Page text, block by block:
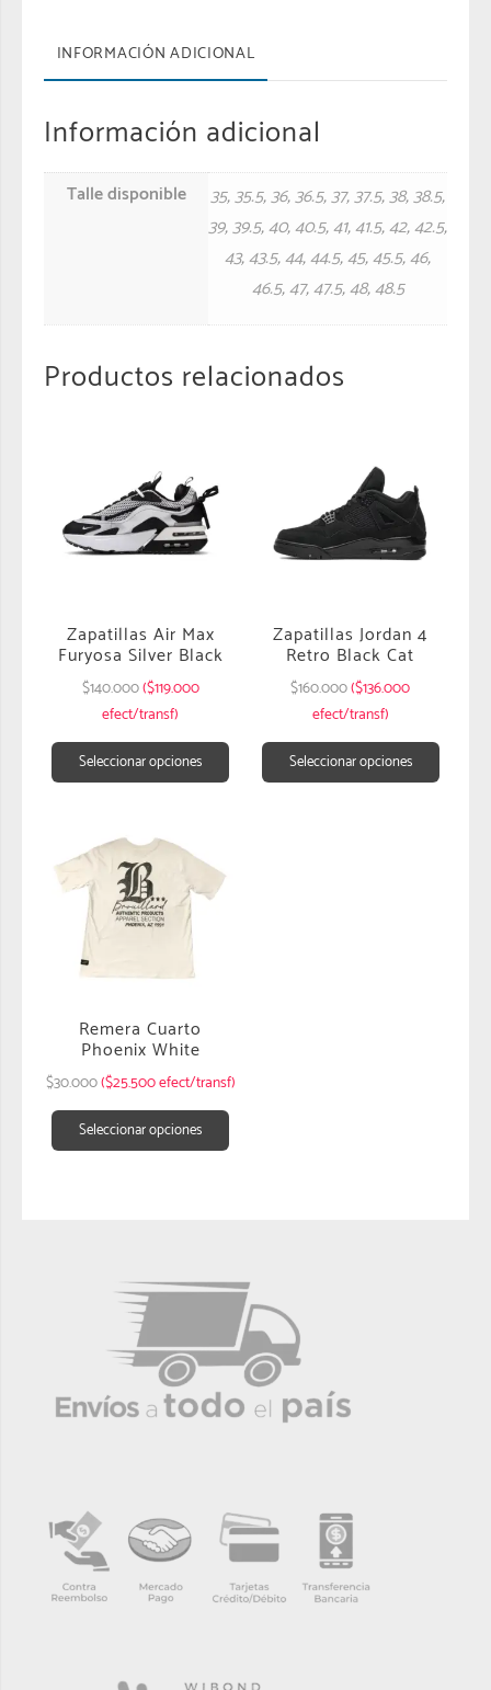
INFORMACIÓN ADICIONAL
Información adicional
Talle disponible 35,35.5,36,36.5,37,37.5,38,38.5,
39,39.5,40,40.5,41,41.5,42,42.5,
43,43.5,44,44.5,45,45.5,46,
46.5,47,47.5,48,48.5
Productos relacionados
Zapatillas Air Max
Furyosa Silver Black
$140.000($119.000
efect/transf)
Seleccionar opciones
Zapatillas Jordan 4
Retro Black Cat
$160.000($136.000
efect/transf)
Seleccionar opciones
Remera Cuarto
Phoenix White
$30.000($25.500 efect/transf)
Seleccionar opciones